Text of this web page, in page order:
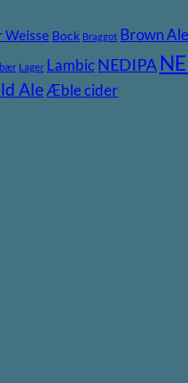
Weisse Bock Braggot Brown Ale
Lager Lambic NEDIPA
AleÆble cider